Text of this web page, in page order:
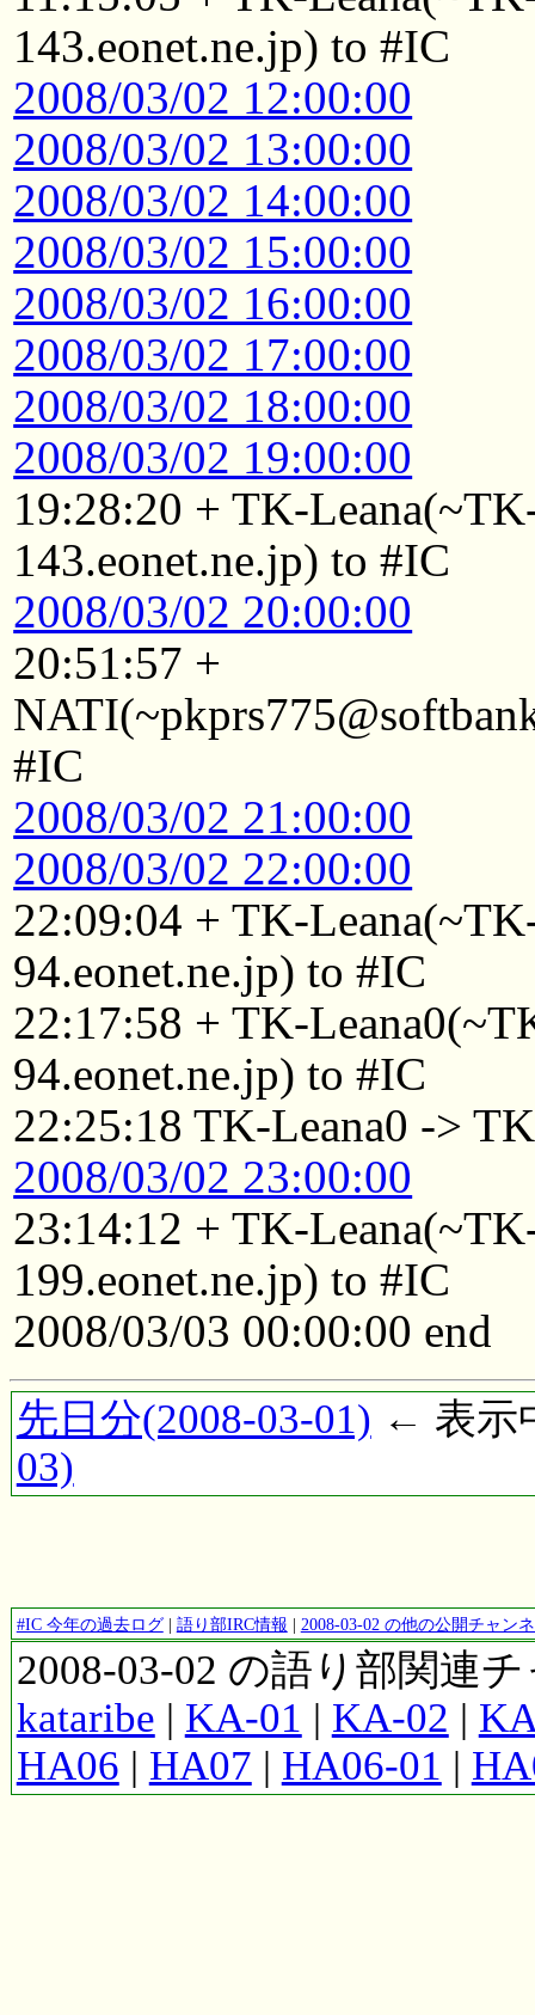
143.eonet.ne.jp) to #IC
2008/03/02 12:00:00
2008/03/02 13:00:00
2008/03/02 14:00:00
2008/03/02 15:00:00
2008/03/02 16:00:00
2008/03/02 17:00:00
2008/03/02 18:00:00
2008/03/02 19:00:00
19:28:20 + TK-
143.eonet.ne.jp) to #IC
2008/03/02 20:00:00
20:51:57 +
#IC
2008/03/02 21:00:00
2008/03/02 22:00:00
22:09:04 + TK-
94.eonet.ne.jp) to #IC
22:17:58 + TK-
94.eonet.ne.jp) to #IC
22:25:18 TK-Leana0 ->
2008/03/02 23:00:00
23:14:12 + TK-
199.eonet.ne.jp) to #IC
2008/03/03 00:00:00 end
先日分(2008-03-01) ← 表示
03)
#IC 今年の過去ログ| 語り部IRC情報 | 2008-03-02 の他の公開チャン
2008-03-02 の語り部関連
kataribe | KA-01 | KA-02 |
HA06 | HA07 | HA06-01 |